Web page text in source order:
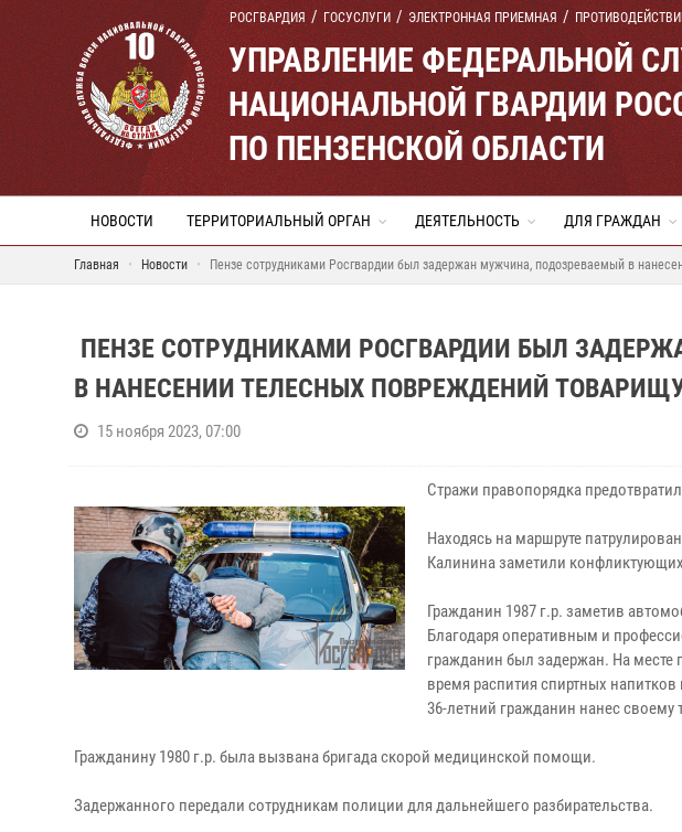
РОСГВАРДИЯ ГОСУСЛУГИ ЭЛЕКТРОННАЯ ПРИЕМНАЯ
УПРАВЛЕНИЕ ФЕДЕРАЛЬНОЙ
НАЦИОНАЛЬНОЙ ГВАРДИИ
ПО ПЕНЗЕНСКОЙ ОБЛАСТИ
НОВОСТИ ТЕРРИТОРИАЛЬНЫЙ ОРГАН ДЕЯТЕЛЬНОСТЬ ДЛЯ ГРАЖДАН
Главная Новости Пензе сотрудниками Росгвардии был задержан мужчина, подозреваемый в
ПЕНЗЕ СОТРУДНИКАМИ РОСГВАРДИИ БЫЛ
В НАНЕСЕНИИ ТЕЛЕСНЫХ ПОВРЕЖДЕНИЙ
15 ноября 2023, 07:00
Стражи правопорядка
Находясь на маршруте
Калинина заметили
Гражданин 1987 г.р. заметив
Благодаря оперативным и
гражданин был задержан. На
время распития спиртных
36-летний гражданин нанес своему
Гражданину 1980 г.р. была вызвана бригада скорой медицинской помощи.
Задержанного передали сотрудникам полиции для дальнейшего разбирательства.